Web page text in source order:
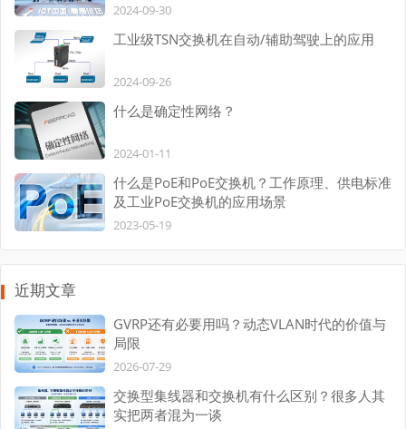
2024-09-30
工业级TSN交换机在自动/辅助驾驶上的应用
2024-09-26
什么是确定性网络？
2024-01-11
什么是PoE和PoE交换机？工作原理、供电标准
及工业PoE交换机的应用场景
2023-05-19
近期文章
GVRP还有必要用吗？动态VLAN时代的价值与
局限
2026-07-29
交换型集线器和交换机有什么区别？很多人其
实把两者混为一谈